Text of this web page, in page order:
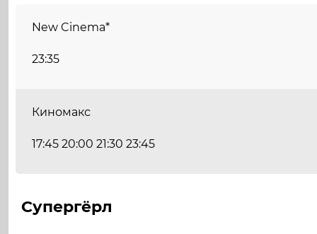
New Cinema*
23:35
Киномакс
17:45 20:00 21:30 23:45
Супергёрл